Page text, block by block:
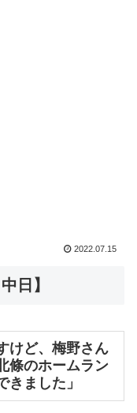
2022.07.15
日】
けど、梅野さん
條のホームラン
ました」